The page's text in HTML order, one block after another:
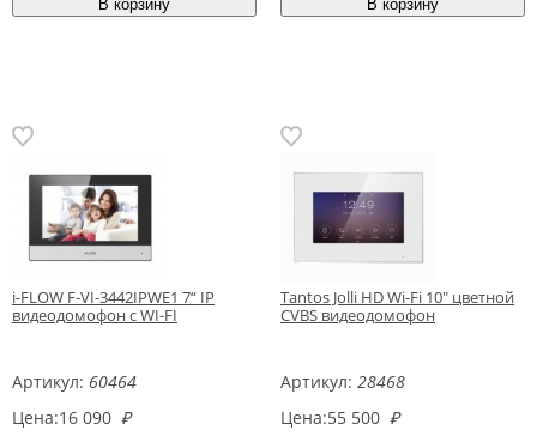
i-FLOW F-VI-3442IPWE1 7“ IP
видеодомофон с WI-FI
Артикул: 60464
Цена:16 090 ₽
Tantos Jolli HD Wi-Fi 10" цветной
CVBS видеодомофон
Артикул: 28468
Цена:55 500 ₽